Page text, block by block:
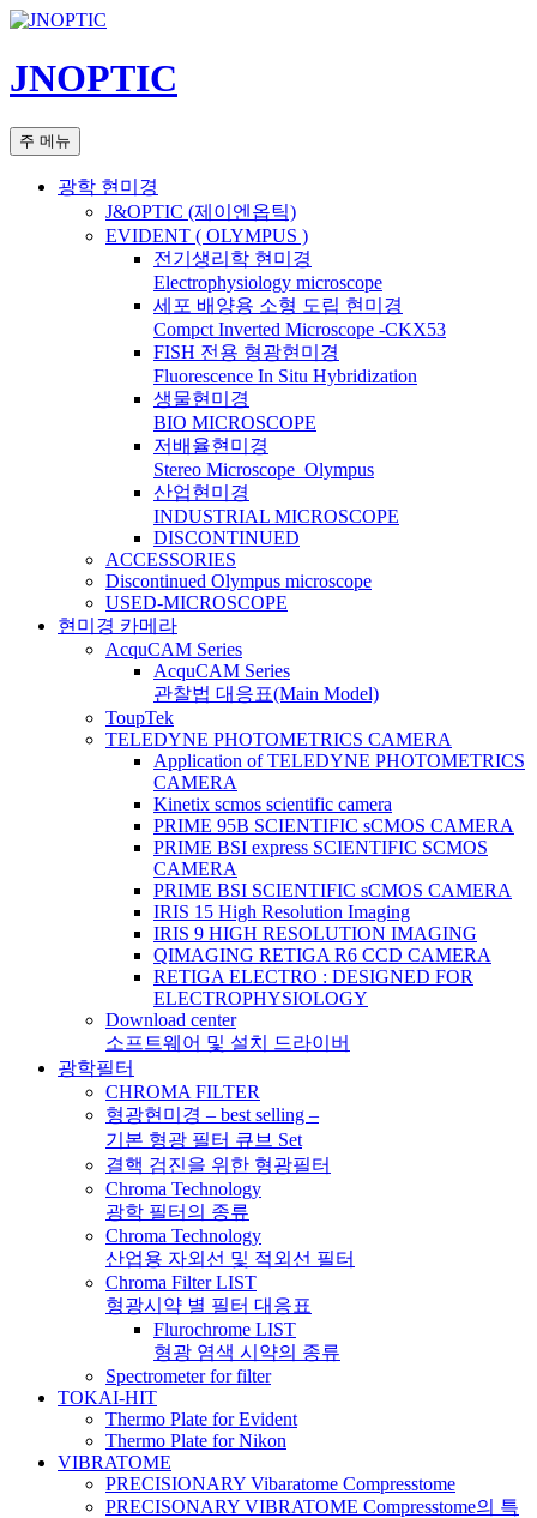
컨
츠
로
너
JNOPTIC
검
색
주 메뉴
광학 현미경
J&OPTIC (제이엔옵틱)
EVIDENT ( OLYMPUS )
전기생리학 현미경
Electrophysiology microscope
세포 배양용 소형 도립 현미경
Compct Inverted Microscope -CKX53
FISH 전용 형광현미경
Fluorescence In Situ Hybridization
생물현미경
BIO MICROSCOPE
저배율현미경
Stereo Microscope_Olympus
산업현미경
INDUSTRIAL MICROSCOPE
DISCONTINUED
ACCESSORIES
Discontinued Olympus microscope
USED-MICROSCOPE
현미경 카메라
AcquCAM Series
AcquCAM Series
관찰법 대응표(Main Model)
ToupTek
TELEDYNE PHOTOMETRICS CAMERA
Application of TELEDYNE PHOTOMETRICS
CAMERA
Kinetix scmos scientific camera
PRIME 95B SCIENTIFIC sCMOS CAMERA
PRIME BSI express SCIENTIFIC SCMOS
CAMERA
PRIME BSI SCIENTIFIC sCMOS CAMERA
IRIS 15 High Resolution Imaging
IRIS 9 HIGH RESOLUTION IMAGING
QIMAGING RETIGA R6 CCD CAMERA
RETIGA ELECTRO : DESIGNED FOR
ELECTROPHYSIOLOGY
Download center
소프트웨어 및 설치 드라이버
광학필터
CHROMA FILTER
형광현미경 – best selling –
기본 형광 필터 큐브 Set
결핵 검진을 위한 형광필터
Chroma Technology
광학 필터의 종류
Chroma Technology
산업용 자외선 및 적외선 필터
Chroma Filter LIST
형광시약 별 필터 대응표
Flurochrome LIST
형광 염색 시약의 종류
Spectrometer for filter
TOKAI-HIT
Thermo Plate for Evident
Thermo Plate for Nikon
VIBRATOME
PRECISIONARY Vibaratome Compresstome
PRECISONARY VIBRATOME Compresstome의 특